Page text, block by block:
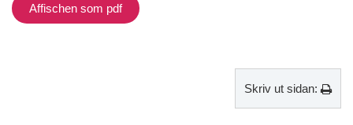
Affischen som pdf
Skriv ut sidan: